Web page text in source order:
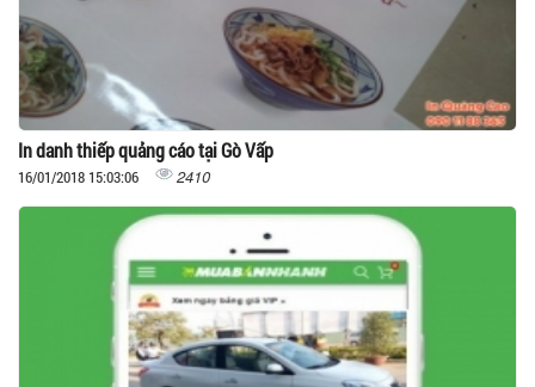
In danh thiếp quảng cáo tại Gò Vấp
16/01/2018 15:03:06 2410